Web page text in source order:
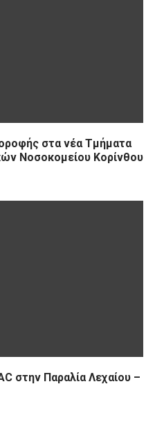
στα νέα Τμήματα
Νοσοκομείου Κορίνθου
στην Παραλία Λεχαίου –